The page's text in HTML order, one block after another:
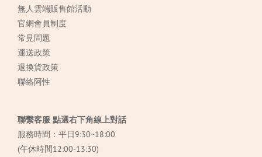
無人雲端販售館活動
官網會員制度
常見問題
運送政策
退換貨政策
聯絡阿性
聯繫客服 點選右下角線上對話
服務時間：平日9:30~18:00
(午休時間12:00-13:30)